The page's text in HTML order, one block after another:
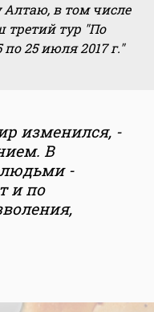
в том числе
тур "По
25 июля 2017 г."
изменился, -
В
-
и по